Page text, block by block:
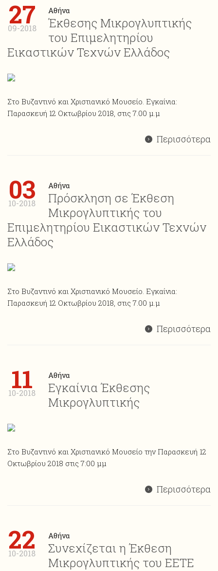
27
09-2018
Αθήνα
Έκθεσης Μικρογλυπτικής
του Επιμελητηρίου
Εικαστικών Τεχνών Ελλάδος
Στο Βυζαντινό και Χριστιανικό Μουσείο. Εγκαίνια:
Παρασκευή 12 Οκτωβρίου 2018, στις 7.00 μ.μ
Περισσότερα
03
10-2018
Αθήνα
Πρόσκληση σε Έκθεση
Μικρογλυπτικής του
Επιμελητηρίου Εικαστικών Τεχνών
Ελλάδος
Στο Βυζαντινό και Χριστιανικό Μουσείο. Εγκαίνια:
Παρασκευή 12 Οκτωβρίου 2018, στις 7.00 μ.μ
Περισσότερα
11
10-2018
Αθήνα
Εγκαίνια Έκθεσης
Μικρογλυπτικής
Στο Βυζαντινό και Χριστιανικό Μουσείο την Παρασκευή 12
Οκτωβρίου 2018 στις 7:00 μμ
Περισσότερα
22
10-2018
Αθήνα
Συνεχίζεται η Έκθεση
Μικρογλυπτικής του ΕΕΤΕ